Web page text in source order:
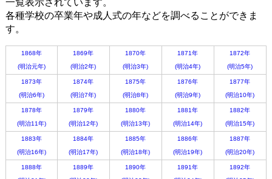
一覧表示されています。
各種学校の卒業年や成人式の年などを調べることができま
す。
1868年
(明治元年)
1869年
(明治2年)
1870年
(明治3年)
1871年
(明治4年)
1872年
(明治5年)
1873年
(明治6年)
1874年
(明治7年)
1875年
(明治8年)
1876年
(明治9年)
1877年
(明治10年)
1878年
(明治11年)
1879年
(明治12年)
1880年
(明治13年)
1881年
(明治14年)
1882年
(明治15年)
1883年
(明治16年)
1884年
(明治17年)
1885年
(明治18年)
1886年
(明治19年)
1887年
(明治20年)
1888年
1889年
1890年
1891年
1892年